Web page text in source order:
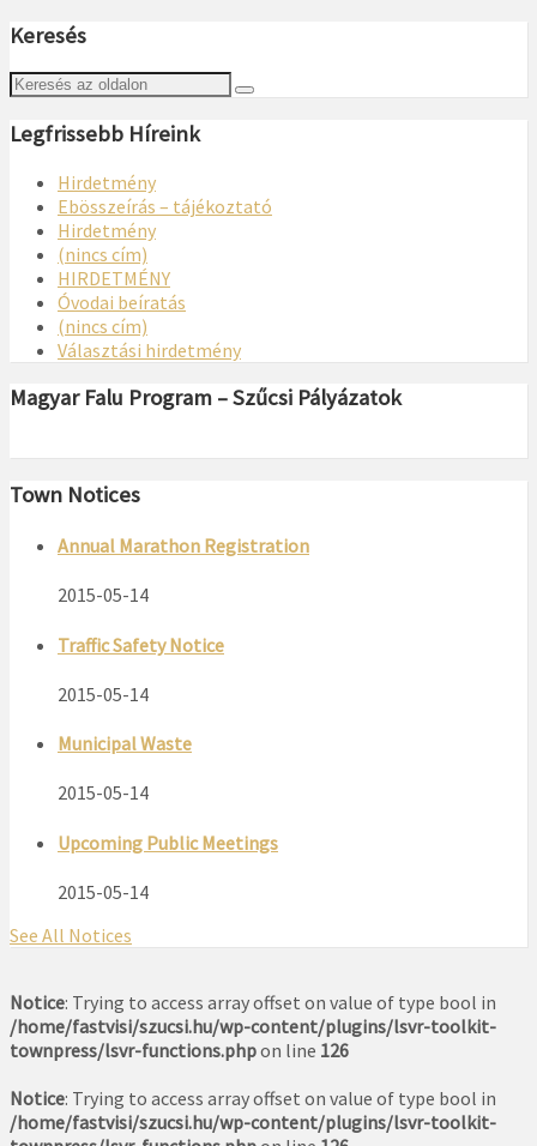
Keresés
Legfrissebb Híreink
Hirdetmény
Ebösszeírás – tájékoztató
Hirdetmény
(nincs cím)
HIRDETMÉNY
Óvodai beíratás
(nincs cím)
Választási hirdetmény
Magyar Falu Program – Szűcsi Pályázatok
Town Notices
Annual Marathon Registration
2015-05-14
Traffic Safety Notice
2015-05-14
Municipal Waste
2015-05-14
Upcoming Public Meetings
2015-05-14
See All Notices
Notice: Trying to access array offset on value of type bool in
/home/fastvisi/szucsi.hu/wp-content/plugins/lsvr-toolkit-
townpress/lsvr-functions.phpon line 126
Notice: Trying to access array offset on value of type bool in
/home/fastvisi/szucsi.hu/wp-content/plugins/lsvr-toolkit-